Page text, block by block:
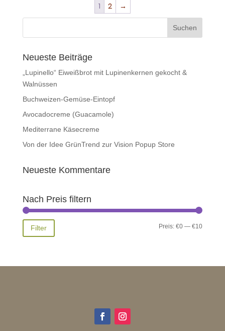
1 2 →
Neueste Beiträge
„Lupinello“ Eiweißbrot mit Lupinenkernen gekocht &
Walnüssen
Buchweizen-Gemüse-Eintopf
Avocadocreme (Guacamole)
Mediterrane Käsecreme
Von der Idee GrünTrend zur Vision Popup Store
Neueste Kommentare
Nach Preis filtern
Min.
Max.
Filter Preis:€0 —€10